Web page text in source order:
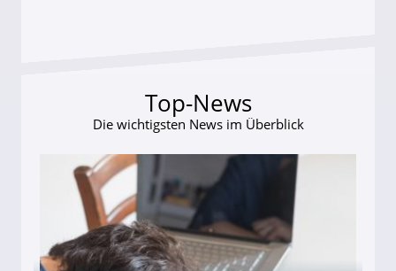
Top-News
Die wichtigsten News im Überblick